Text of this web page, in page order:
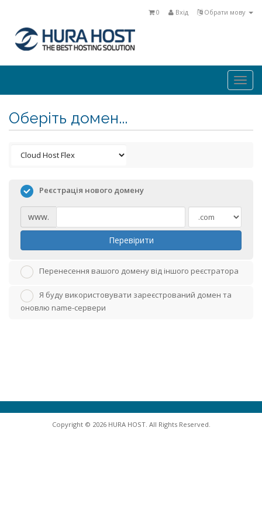
Обрати мову
Вхід
0
Оберіть домен...
Реєстрація нового домену
www.
Перевірити
Перенесення вашого домену від іншого реєстратора
Я буду використовувати зареєстрований домен та
оновлю name-сервери
Copyright © 2026 HURA HOST. All Rights Reserved.